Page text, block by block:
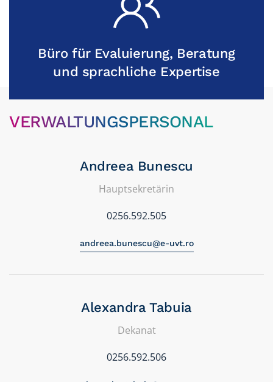
Büro für Evaluierung, Beratung
und sprachliche Expertise
VERWALTUNGSPERSONAL
Andreea Bunescu
Hauptsekretärin
0256.592.505
andreea.bunescu@e-uvt.ro
Alexandra Tabuia
Dekanat
0256.592.506